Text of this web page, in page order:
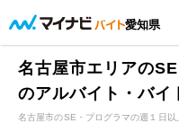
愛知県
名古屋市エリアの
のアルバイト・バイ
名古屋市のSE・プログラマの週１日